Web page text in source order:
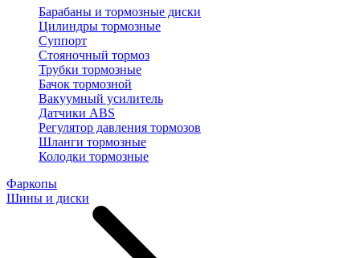
Барабаны и тормозные диски
Цилиндры тормозные
Суппорт
Стояночный тормоз
Трубки тормозные
Бачок тормозной
Вакуумный усилитель
Датчики ABS
Регулятор давления тормозов
Шланги тормозные
Колодки тормозные
Фаркопы
Шины и диски